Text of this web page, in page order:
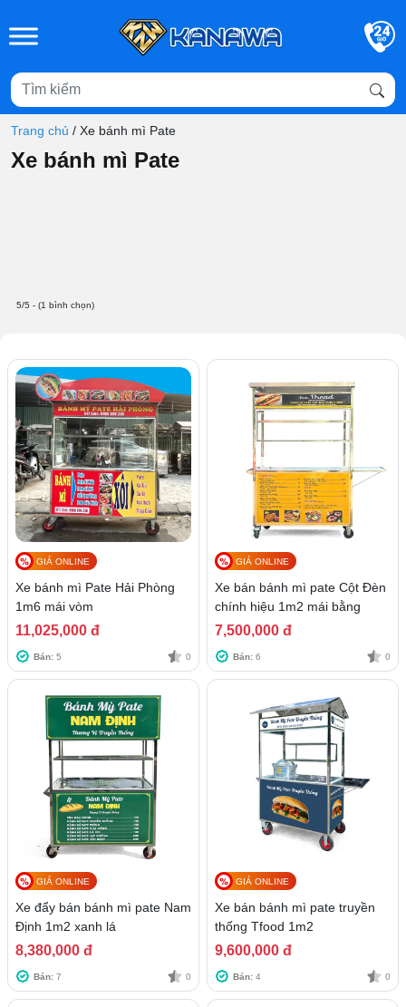
Trang chủ / Xe bánh mì Pate
Xe bánh mì Pate
5/5 - (1 bình chọn)
GIÁ ONLINE
Xe bánh mì Pate Hải Phòng
1m6 mái vòm
11,025,000 đ
Bán: 5 0
GIÁ ONLINE
Xe bán bánh mì pate Cột Đèn
chính hiệu 1m2 mái bằng
7,500,000 đ
Bán: 6 0
GIÁ ONLINE
Xe đẩy bán bánh mì pate Nam
Định 1m2 xanh lá
8,380,000 đ
Bán: 7 0
GIÁ ONLINE
Xe bán bánh mì pate truyền
thống Tfood 1m2
9,600,000 đ
Bán: 4 0